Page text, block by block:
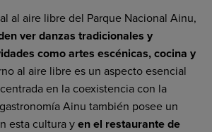
al aire libre del Parque Nacional Ainu,
ver danzas tradicionales y
como artes escénicas, cocina y
al aire libre es un aspecto esencial
en la coexistencia con la
Ainu también posee un
esta cultura y en el restaurante de